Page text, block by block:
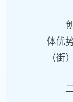
体优
（街